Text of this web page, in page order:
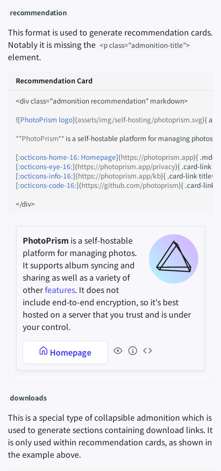
recommendation
This format is used to generate recommendation cards.
Notably it is missing the <p class="admonition-title">
element.
Recommendation Card
<div class="admonition recommendation" markdown>
![PhotoPrism logo](assets/img/self-hosting/photoprism.svg){
**PhotoPrism** is a self-hostable platform for managing photos.
[:octicons-home-16: Homepage](https://photoprism.app){ .md-
[:octicons-eye-16:](https://photoprism.app/privacy){ .card-link
[:octicons-info-16:](https://photoprism.app/kb){ .card-link
[:octicons-code-16:](https://github.com/photoprism){ .card-link
PhotoPrism is a self-hostable
platform for managing photos.
It supports album syncing and
sharing as well as a variety of
otherfeatures. It does not
include end-to-end encryption, so it's best
hosted on a server that you trust and is under
your control.
Homepage
downloads
This is a special type of collapsible admonition which is
used to generate sections containing download links. It
is only used within recommendation cards, as shown in
the example above.